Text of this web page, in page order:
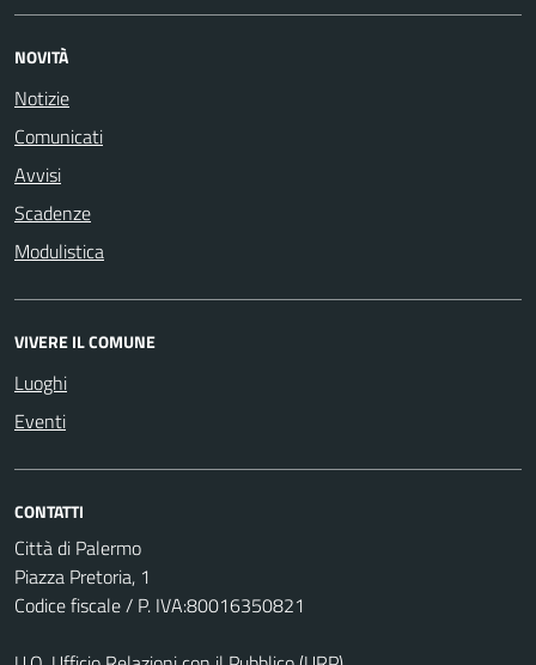
NOVITÀ
Notizie
Comunicati
Avvisi
Scadenze
Modulistica
VIVERE IL COMUNE
Luoghi
Eventi
CONTATTI
Città di Palermo
Piazza Pretoria, 1
Codice fiscale / P. IVA:80016350821